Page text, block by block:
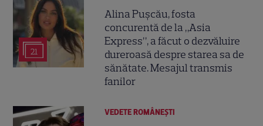
21
Alina Pușcău, fosta
concurentă de la „Asia
Express”, a făcut o dezvăluire
dureroasă despre starea sa de
sănătate. Mesajul transmis
fanilor
VEDETE ROMÂNEŞTI